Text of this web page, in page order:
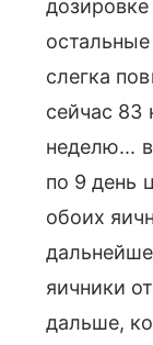
слегка
сейчас 83
неделю...
по 9 день
обоих
яичники
дальше,